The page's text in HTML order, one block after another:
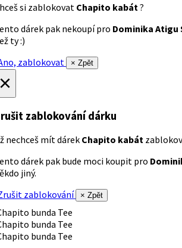
si zablokovat Chapito kabát ?
dárek pak nekoupí pro Dominika Atigu
ty :)
zablokovat
× Zpět
zablokování dárku
nechceš mít dárek Chapito kabát
dárek pak bude moci koupit pro
jiný.
zablokování
× Zpět